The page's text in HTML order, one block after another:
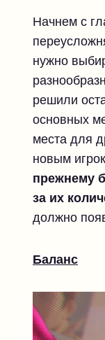
Начнем с
нужно
решили
основных
места для
новым
прежнему
за их
должно
Баланс